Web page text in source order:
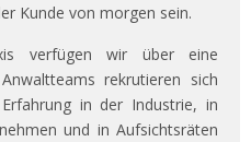
Kunde von morgen sein.
verfügen wir über eine
rekrutieren sich
in der Industrie, in
und in Aufsichtsräten